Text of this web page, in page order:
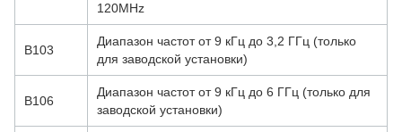
120MHz
B103
Диапазон частот от 9 кГц до 3,2 ГГц (только
для заводской установки)
B106
Диапазон частот от 9 кГц до 6 ГГц (только для
заводской установки)